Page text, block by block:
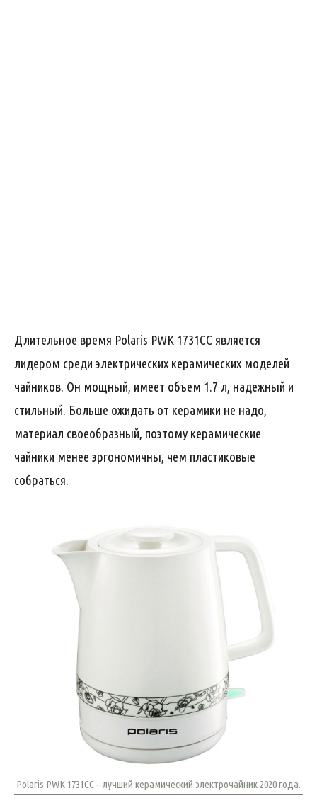
Длительное время Polaris PWK 1731CC является
лидером среди электрических керамических моделей
чайников. Он мощный, имеет объем 1.7 л, надежный и
стильный. Больше ожидать от керамики не надо,
материал своеобразный, поэтому керамические
чайники менее эргономичны, чем пластиковые
собраться.
Polaris PWK 1731CC – лучший керамический электрочайник 2020 года.